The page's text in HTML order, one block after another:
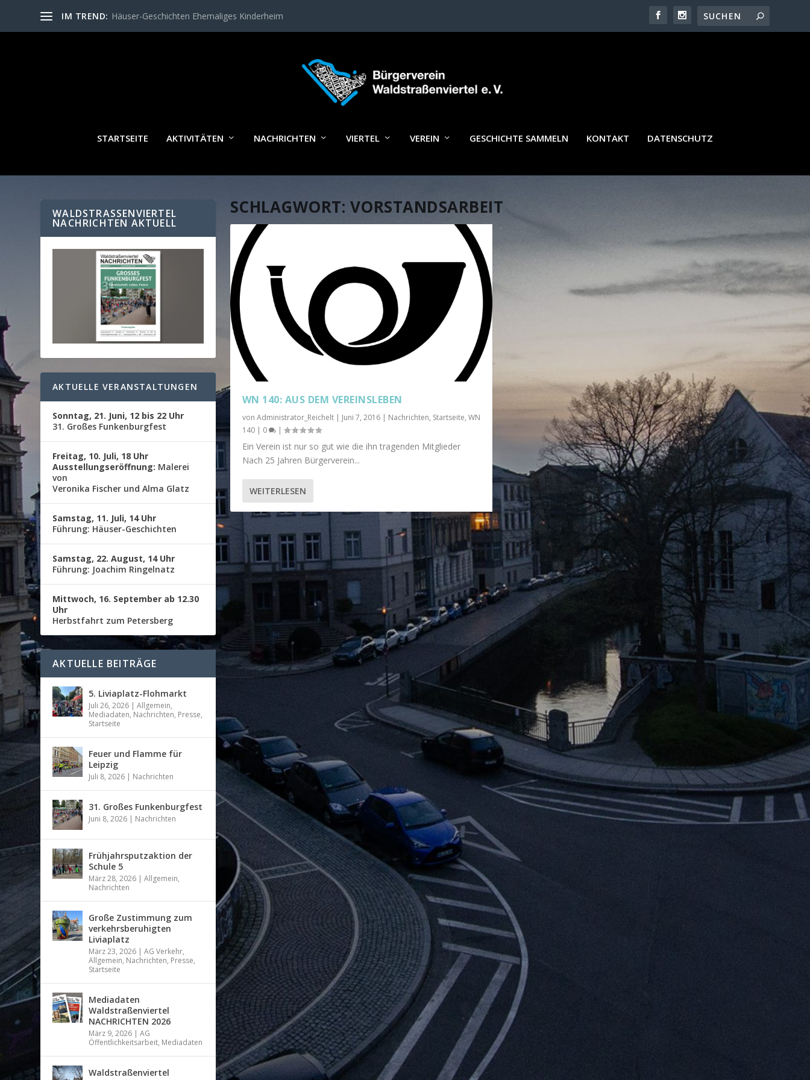
IM TREND: Häuser-Geschichten Ehemaliges Kinderheim
STARTSEITE AKTIVITÄTEN NACHRICHTEN VIERTEL VEREIN GESCHICHTE SAMMELN KONTAKT DATENSCHUTZ
SCHLAGWORT: VORSTANDSARBEIT
WN 140: AUS DEM VEREINSLEBEN
von Administrator_Reichelt| Juni 7, 2016| Nachrichten, Startseite, WN
140| 0 |
Ein Verein ist nur so gut wie die ihn tragenden Mitglieder
Nach 25 Jahren Bürgerverein...
WEITERLESEN
WALDSTRASSENVIERTEL N
ACHRICHTEN AKTUELL
AKTUELLE VERANSTALTUNGEN
Sonntag, 21. Juni, 12 bis 22 Uhr
31. Großes Funkenburgfest
Freitag, 10. Juli, 18 Uhr
Ausstellungseröffnung: Malerei
von
Veronika Fischer und Alma Glatz
Samstag, 11. Juli, 14 Uhr
Führung: Häuser-Geschichten
Samstag, 22. August, 14 Uhr
Führung: Joachim Ringelnatz
Mittwoch, 16. September ab 12.30
Uhr
Herbstfahrt zum Petersberg
AKTUELLE BEITRÄGE
5. Liviaplatz-Flohmarkt
Juli 26, 2026 |Allgemein,
Mediadaten, Nachrichten, Presse,
Startseite
Feuer und Flamme für
Leipzig
Juli 8, 2026 | Nachrichten
31. Großes Funkenburgfest
Juni 8, 2026 | Nachrichten
Frühjahrsputzaktion der
Schule 5
März 28, 2026 |Allgemein,
Nachrichten
Große Zustimmung zum
verkehrsberuhigten
Liviaplatz
März 23, 2026 |AG Verkehr,
Allgemein, Nachrichten, Presse,
Startseite
Mediadaten
Waldstraßenviertel
NACHRICHTEN 2026
März 9, 2026 |AG
Öffentlichkeitsarbeit, Mediadaten
Waldstraßenviertel